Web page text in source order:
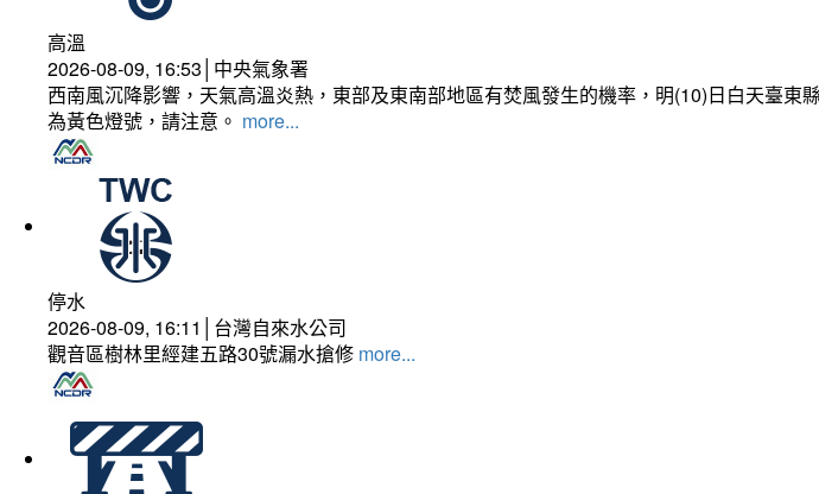
高溫
2026-08-09, 16:53│中央氣象署
西南風沉降影響，天氣高溫炎熱，東部及東南部地區有焚風發生的機率，明(10)日白天臺
為黃色燈號，請注意。 more...
停水
2026-08-09, 16:11│台灣自來水公司
觀音區樹林里經建五路30號漏水搶修 more...